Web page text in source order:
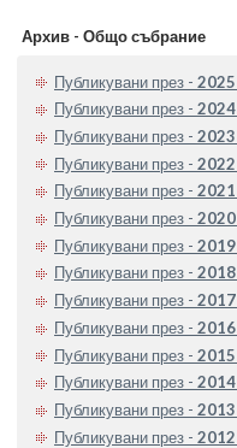
Архив - Общо събрание
Публикувани през - 2025
Публикувани през - 2024
Публикувани през - 2023
Публикувани през - 2022
Публикувани през - 2021
Публикувани през - 2020
Публикувани през - 2019
Публикувани през - 2018
Публикувани през - 2017
Публикувани през - 2016
Публикувани през - 2015
Публикувани през - 2014
Публикувани през - 2013
Публикувани през - 2012